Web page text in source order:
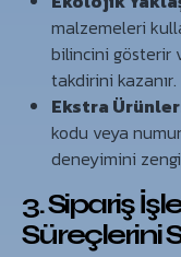
malzemeleri
bilincini gösterir
takdirini kazanır.
Ekstra
kodu veya
deneyimini
3. Sipariş
Süreçlerini